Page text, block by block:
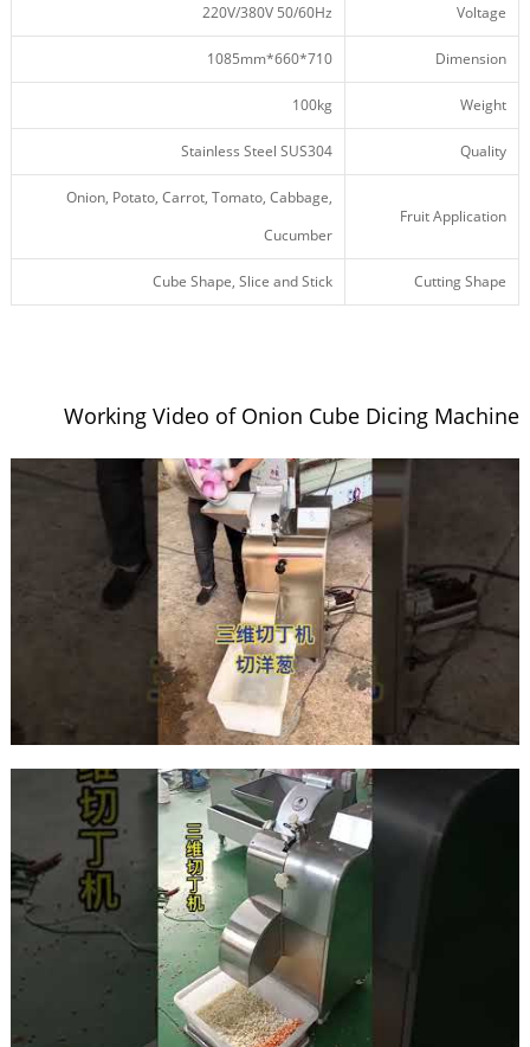
Voltage
220V/380V 50/60Hz
Dimension
710*660*1085mm
Weight
100kg
Quality
Stainless Steel SUS304
Fruit Application
Onion, Potato, Carrot, Tomato, Cabbage,
Cucumber
Cutting Shape
Cube Shape, Slice and Stick
Working Video of Onion Cube Dicing Machine